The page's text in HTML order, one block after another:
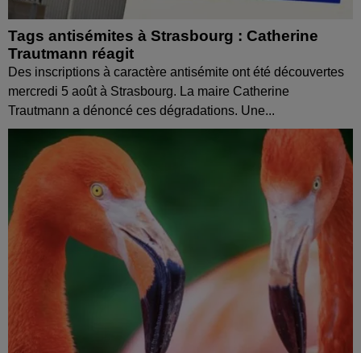
Tags antisémites à Strasbourg : Catherine
Trautmann réagit
Des inscriptions à caractère antisémite ont été découvertes
mercredi 5 août à Strasbourg. La maire Catherine
Trautmann a dénoncé ces dégradations. Une...